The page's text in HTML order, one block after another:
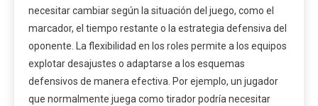
necesitar cambiar según la situación del juego, como el
marcador, el tiempo restante o la estrategia defensiva del
oponente. La flexibilidad en los roles permite a los equipos
explotar desajustes o adaptarse a los esquemas
defensivos de manera efectiva. Por ejemplo, un jugador
que normalmente juega como tirador podría necesitar